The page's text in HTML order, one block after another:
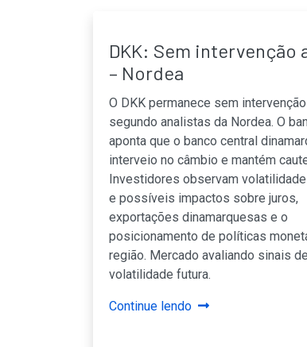
DKK: Sem intervenção
– Nordea
O DKK permanece sem
segundo analistas da Nordea. O
aponta que o banco central
interveio no câmbio e mantém
Investidores observam
e possíveis impactos sobre juros,
exportações dinamarquesas e o
posicionamento de políticas
região. Mercado avaliando sinais de
volatilidade futura.
Continue lendo